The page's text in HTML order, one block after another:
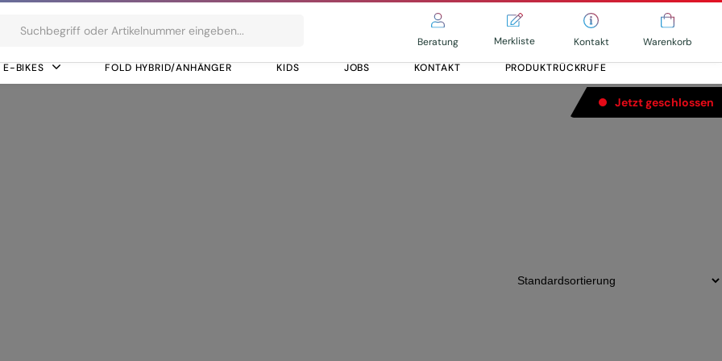
Beratung Merkliste Kontakt
Warenkorb
E-BIKES FOLD HYBRID/ANHÄNGER KIDS JOBS KONTAKT PRODUKTRÜCKRUFE
Jetzt geschlossen